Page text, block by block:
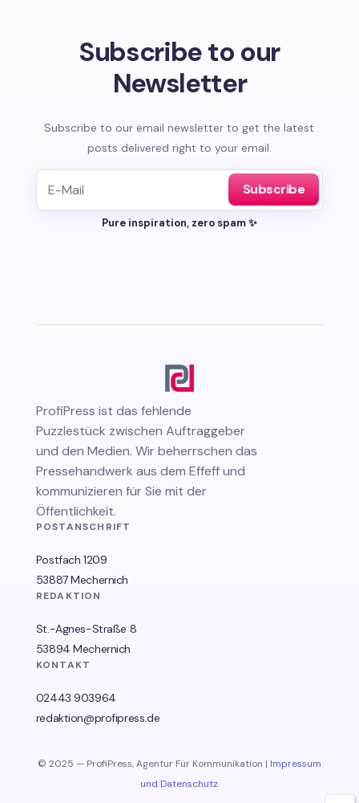
Subscribe to our
Newsletter
Subscribe to our email newsletter to get the latest
posts delivered right to your email.
Subscribe
Pure inspiration, zero spam ✨
ProfiPress ist das fehlende
Puzzlestück zwischen Auftraggeber
und den Medien. Wir beherrschen das
Pressehandwerk aus dem Effeff und
kommunizieren für Sie mit der
Öffentlichkeit.
POSTANSCHRIFT
Postfach 1209
53887 Mechernich
REDAKTION
St.-Agnes-Straße 8
53894 Mechernich
KONTAKT
02443 903964
redaktion@profipress.de
© 2025 — ProfiPress, Agentur Für Kommunikation | Impressum
und Datenschutz